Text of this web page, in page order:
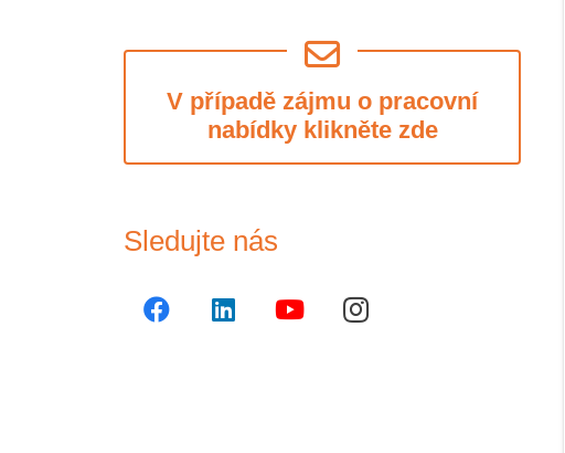
V případě zájmu o pracovní
nabídky klikněte zde
Sledujte nás